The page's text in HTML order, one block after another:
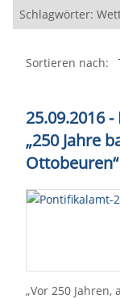
Schlagwörter:
Sortieren nach:
25.09.2016
„250 Jahre
Ottobeuren“
„Vor 250